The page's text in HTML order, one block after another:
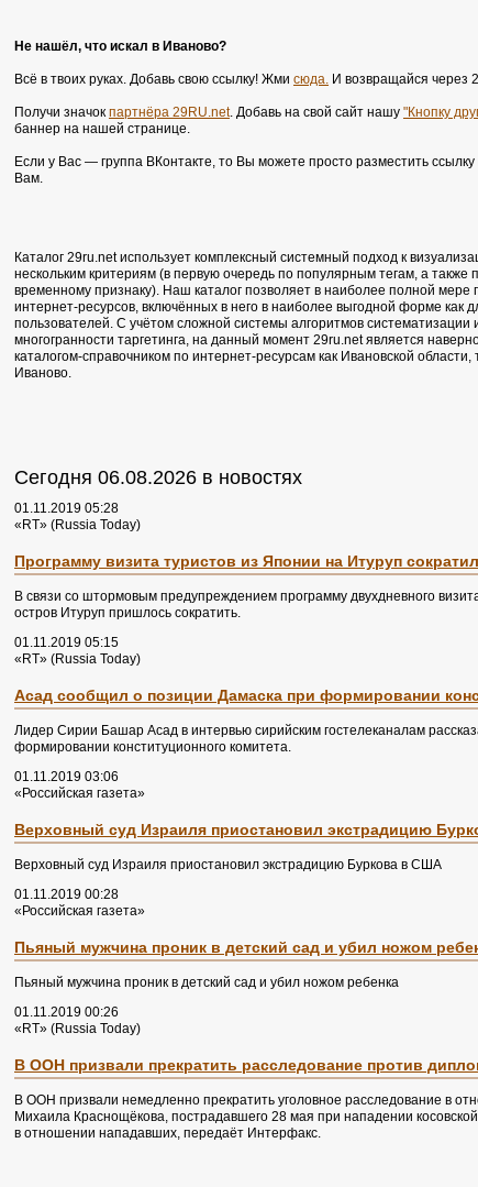
Не нашёл, что искал в Иваново?
Всё в твоих руках. Добавь свою ссылку! Жми сюда. И возвращайся через
Получи значок партнёра 29RU.net. Добавь на свой сайт нашу "Кнопку
баннер на нашей странице.
Если у Вас — группа ВКонтакте, то Вы можете просто разместить
Вам.
Каталог 29ru.net использует комплексный системный подход к
нескольким критериям (в первую очередь по популярным тегам, а также
временному признаку). Наш каталог позволяет в наиболее полной мере
интернет-ресурсов, включённых в него в наиболее выгодной форме как
пользователей. С учётом сложной системы алгоритмов
многогранности таргетинга, на данный момент 29ru.net является
каталогом-справочником по интернет-ресурсам как Ивановской области,
Иваново.
Сегодня 06.08.2026 в новостях
01.11.2019 05:28
«RT» (Russia Today)
Программу визита туристов из Японии на Итуруп
В связи со штормовым предупреждением программу двухдневного
остров Итуруп пришлось сократить.
01.11.2019 05:15
«RT» (Russia Today)
Асад сообщил о позиции Дамаска при формировании
Лидер Сирии Башар Асад в интервью сирийским гостелеканалам
формировании конституционного комитета.
01.11.2019 03:06
«Российская газета»
Верховный суд Израиля приостановил экстрадицию
Верховный суд Израиля приостановил экстрадицию Буркова в США
01.11.2019 00:28
«Российская газета»
Пьяный мужчина проник в детский сад и убил ножом
Пьяный мужчина проник в детский сад и убил ножом ребенка
01.11.2019 00:26
«RT» (Russia Today)
В ООН призвали прекратить расследование против
В ООН призвали немедленно прекратить уголовное расследование в
Михаила Краснощёкова, пострадавшего 28 мая при нападении
в отношении нападавших, передаёт Интерфакс.